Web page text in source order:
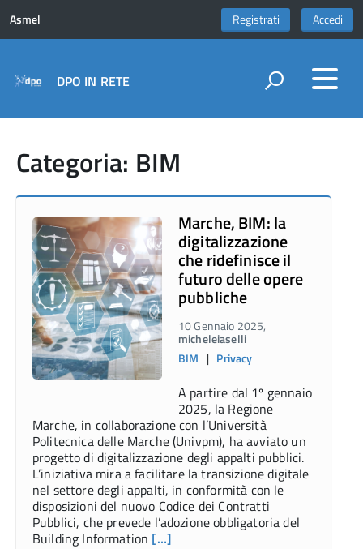
Asmel Registrati Accedi
DPO IN RETE
Categoria: BIM
Marche, BIM: la
digitalizzazione
che ridefinisce il
futuro delle opere
pubbliche
10 Gennaio 2025,
micheleiaselli
BIM | Privacy
A partire dal 1º gennaio
2025, la Regione
Marche, in collaborazione con l’Università
Politecnica delle Marche (Univpm), ha avviato un
progetto di digitalizzazione degli appalti pubblici.
L’iniziativa mira a facilitare la transizione digitale
nel settore degli appalti, in conformità con le
disposizioni del nuovo Codice dei Contratti
Pubblici, che prevede l’adozione obbligatoria del
Building Information […]